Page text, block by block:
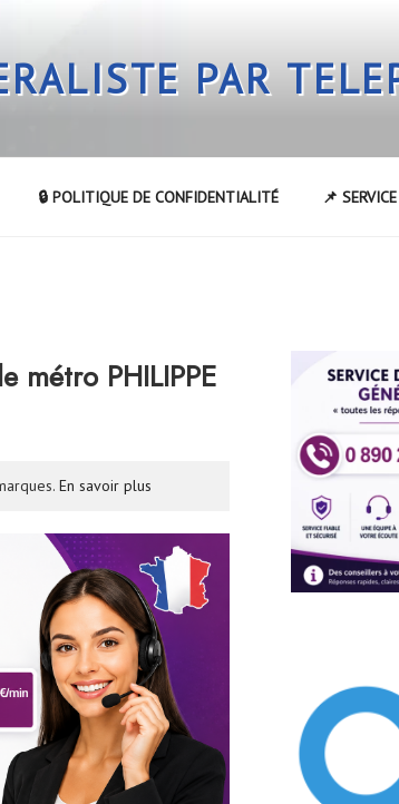
PAR
🔒 POLITIQUE DE CONFIDENTIALITÉ 📌
métro PHILIPPE
En savoir plus